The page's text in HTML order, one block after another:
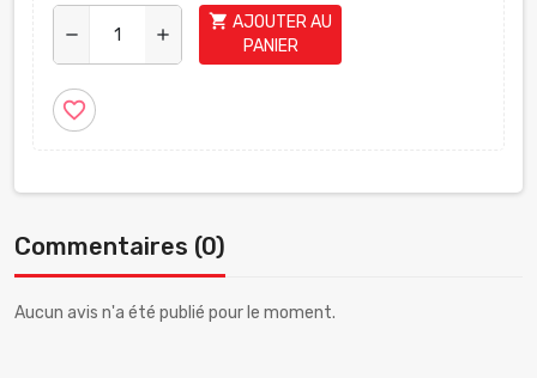
remove add
shopping_cart AJOUTER AU
PANIER
favorite_border
Commentaires (0)
Aucun avis n'a été publié pour le moment.